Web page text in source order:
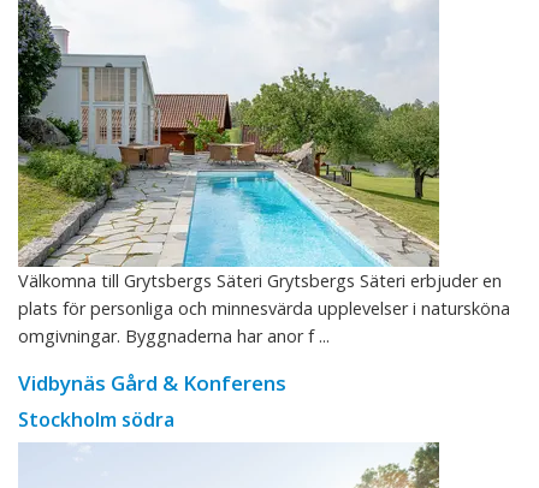
Välkomna till Grytsbergs Säteri Grytsbergs Säteri erbjuder en
plats för personliga och minnesvärda upplevelser i natursköna
omgivningar. Byggnaderna har anor f ...
Vidbynäs Gård & Konferens
Stockholm södra